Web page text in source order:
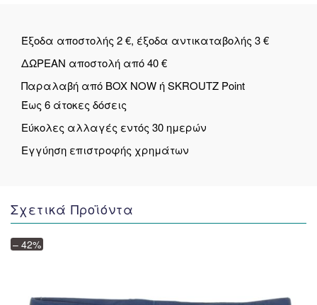
Έξοδα αποστολής 2 €, έξοδα αντικαταβολής 3 €
ΔΩΡΕΑΝ αποστολή από 40 €
Παραλαβή από BOX NOW ή SKROUTZ Point
Έως 6 άτοκες δόσεις
Εύκολες αλλαγές εντός 30 ημερών
Εγγύηση επιστροφής χρημάτων
Σχετικά Προϊόντα
– 42%